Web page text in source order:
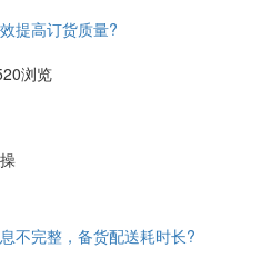
提高订货质量?
浏览
不完整，备货配送耗时长?